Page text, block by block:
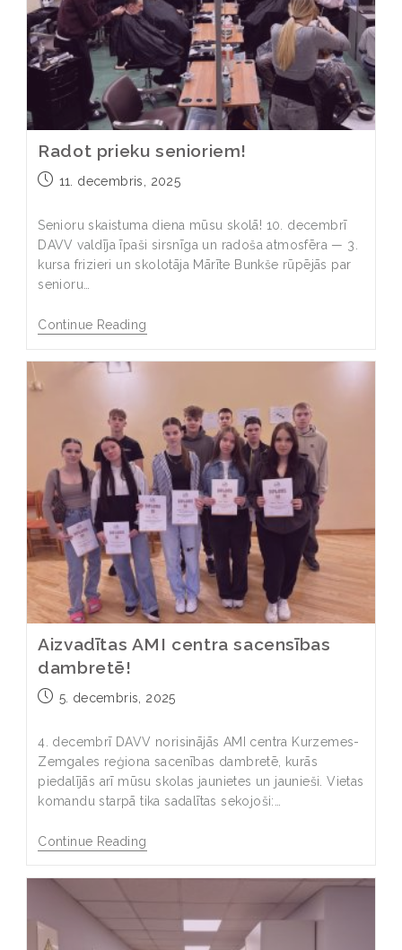
Radot prieku senioriem!
11. decembris, 2025
Senioru skaistuma diena mūsu skolā! 10. decembrī
DAVV valdīja īpaši sirsnīga un radoša atmosfēra — 3.
kursa frizieri un skolotāja Mārīte Bunkše rūpējās par
senioru…
Continue Reading
Aizvadītas AMI centra sacensības
dambretē!
5. decembris, 2025
4. decembrī DAVV norisinājās AMI centra Kurzemes-
Zemgales reģiona sacenības dambretē, kurās
piedalījās arī mūsu skolas jaunietes un jaunieši. Vietas
komandu starpā tika sadalītas sekojoši:…
Continue Reading